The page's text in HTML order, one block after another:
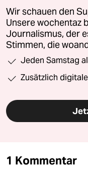
Wir schauen den
Unsere wochentaz
Journalismus, der
Stimmen, die
Jeden Samstag
Zusätzlich
1 Kommentar